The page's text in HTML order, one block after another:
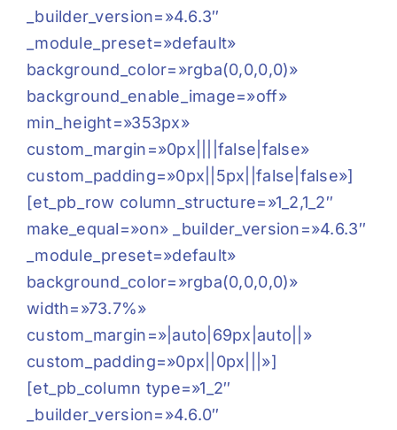
_builder_version=»4.6.3″
_module_preset=»default»
background_color=»rgba(0,0,0,0)»
background_enable_image=»off»
min_height=»353px»
custom_margin=»0px||||false|false»
custom_padding=»0px||5px||false|false»]
[et_pb_row column_structure=»1_2,1_2″
make_equal=»on» _builder_version=»4.6.3″
_module_preset=»default»
background_color=»rgba(0,0,0,0)»
width=»73.7%»
custom_margin=»|auto|69px|auto||»
custom_padding=»0px||0px|||»]
[et_pb_column type=»1_2″
_builder_version=»4.6.0″